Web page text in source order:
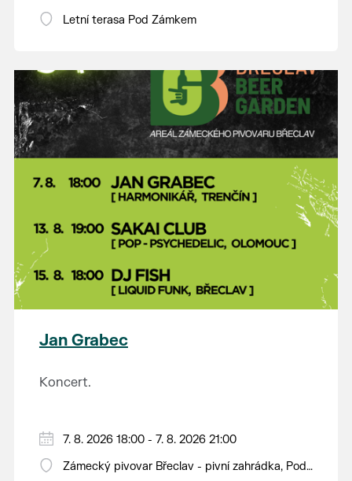
Letní terasa Pod Zámkem
Jan Grabec
Koncert.
7. 8. 2026 18:00 - 7. 8. 2026 21:00
Zámecký pivovar Břeclav - pivní zahrádka, Pod